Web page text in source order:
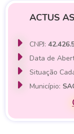
ACTUS
CNPJ:
Data de
Situação
Município: